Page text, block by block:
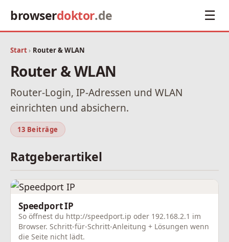
browserdoktor.de ☰
Start› Router & WLAN
Router & WLAN
Router-Login, IP-Adressen und WLAN
einrichten und absichern.
13 Beiträge
Ratgeberartikel
Speedport IP
So öffnest du http://speedport.ip oder 192.168.2.1 im
Browser. Schritt-für-Schritt-Anleitung + Lösungen wenn
die Seite nicht lädt.